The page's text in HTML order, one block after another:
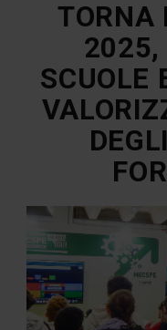
TORNA
2025,
SCUOLE